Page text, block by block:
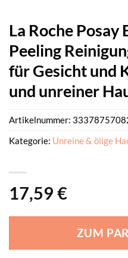
La Roche
Peeling
für Gesicht und
und unreiner
17,59 €
ZUM
Artikelnummer:
Kategorie: Unreine & ölige